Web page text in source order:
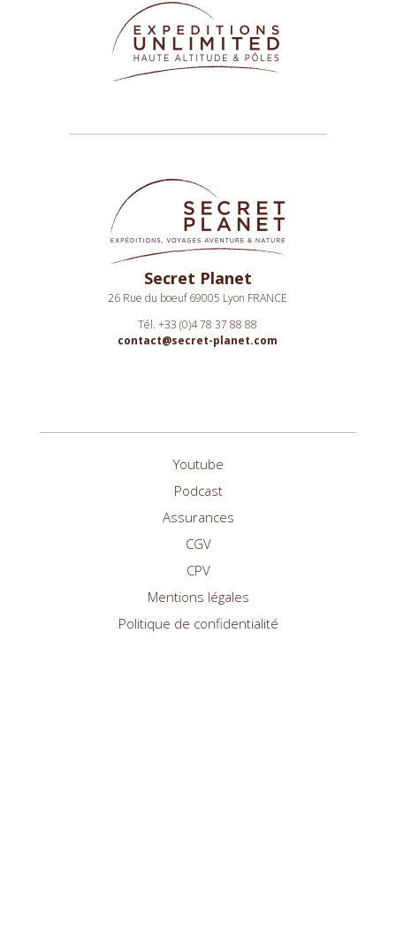
Secret Planet
26 Rue du boeuf 69005 Lyon FRANCE
Tél. +33 (0)4 78 37 88 88
contact@secret-planet.com
Youtube
Podcast
Assurances
CGV
CPV
Mentions légales
Politique de confidentialité